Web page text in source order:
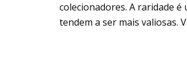
colecionadores. A raridade
tendem a ser mais valiosas.